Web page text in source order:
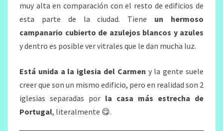
muy alta en comparación con el resto de edificios de
esta parte de la ciudad. Tiene un hermoso
campanario cubierto de azulejos blancos y azules
y dentro es posible ver vitrales que le dan mucha luz.
Está unida a la iglesia del Carmen y la gente suele
creer que son un mismo edificio, pero en realidad son 2
iglesias separadas por la casa más estrecha de
Portugal, literalmente 😋.